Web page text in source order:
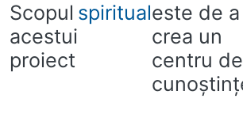
Scopul
acestui
proiect
spiritualeste de a
crea un
centru de